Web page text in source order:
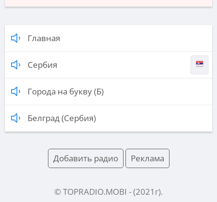
Главная
Сербия
Города на букву (Б)
Белград (Сербия)
Добавить радио Реклама
© TOPRADIO.MOBI - (2021 г).